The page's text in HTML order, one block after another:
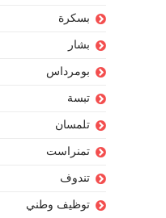
بسكرة
بشار
بومرداس
تبسة
تلمسان
تمنراست
تندوف
توظيف وطني